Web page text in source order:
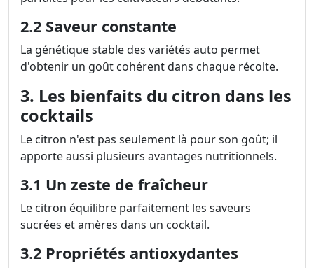
2.2 Saveur constante
La génétique stable des variétés auto permet
d'obtenir un goût cohérent dans chaque récolte.
3. Les bienfaits du citron dans les
cocktails
Le citron n'est pas seulement là pour son goût; il
apporte aussi plusieurs avantages nutritionnels.
3.1 Un zeste de fraîcheur
Le citron équilibre parfaitement les saveurs
sucrées et amères dans un cocktail.
3.2 Propriétés antioxydantes